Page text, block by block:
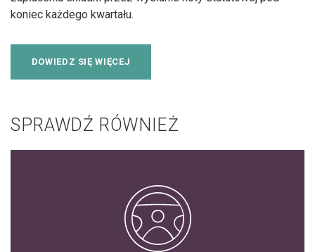
koniec każdego kwartału.
DOWIEDZ SIĘ WIĘCEJ
SPRAWDŹ RÓWNIEŻ